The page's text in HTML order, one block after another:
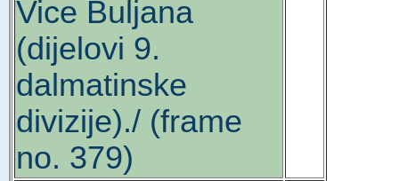
Vice Buljana
(dijelovi 9.
dalmatinske
divizije)./ (frame
no. 379)